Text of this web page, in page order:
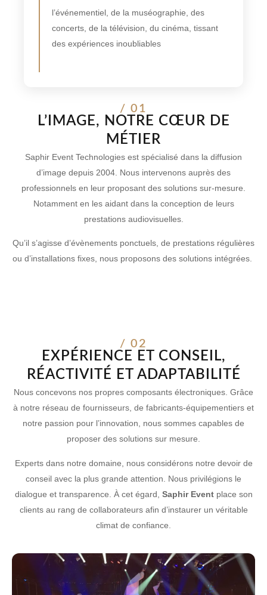
l’événementiel, de la muséographie, des
concerts, de la télévision, du cinéma, tissant
des expériences inoubliables
/ 01
L’IMAGE, NOTRE CŒUR DE
MÉTIER
Saphir Event Technologies est spécialisé dans la diffusion
d’image depuis 2004. Nous intervenons auprès des
professionnels en leur proposant des solutions sur-mesure.
Notamment en les aidant dans la conception de leurs
prestations audiovisuelles.
Qu’il s’agisse d’évènements ponctuels, de prestations régulières
ou d’installations fixes, nous proposons des solutions intégrées.
/ 02
EXPÉRIENCE ET CONSEIL,
RÉACTIVITÉ ET ADAPTABILITÉ
Nous concevons nos propres composants électroniques. Grâce
à notre réseau de fournisseurs, de fabricants-équipementiers et
notre passion pour l’innovation, nous sommes capables de
proposer des solutions sur mesure.
Experts dans notre domaine, nous considérons notre devoir de
conseil avec la plus grande attention. Nous privilégions le
dialogue et transparence. À cet égard, Saphir Eventplace son
clients au rang de collaborateurs afin d’instaurer un véritable
climat de confiance.